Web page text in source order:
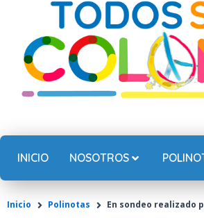
INICIO NOSOTROS
Inicio Polinotas En sondeo realizado